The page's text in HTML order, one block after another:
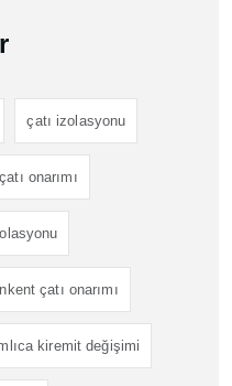
çatı izolasyonu
çatı onarımı
çatı onarımı
kiremit değişimi